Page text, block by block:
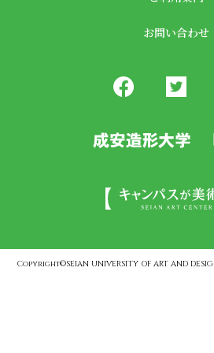
お問い合わせ
Copyright©SEIAN UNIVERSITY OF ART AND